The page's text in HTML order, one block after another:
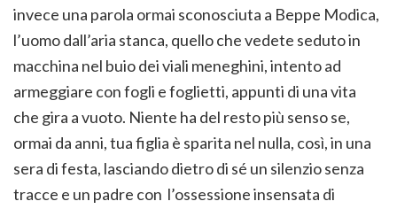
invece una parola ormai sconosciuta a Beppe Modica,
l’uomo dall’aria stanca, quello che vedete seduto in
macchina nel buio dei viali meneghini, intento ad
armeggiare con fogli e foglietti, appunti di una vita
che gira a vuoto. Niente ha del resto più senso se,
ormai da anni, tua figlia è sparita nel nulla, così, in una
sera di festa, lasciando dietro di sé un silenzio senza
tracce e un padre con l’ossessione insensata di